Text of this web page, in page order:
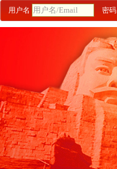
用户名 密码